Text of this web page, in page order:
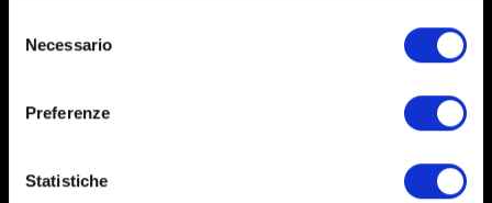
modificare o revocare il proprio consenso in qualsiasi
momento dalla Dichiarazione sui cookie o facendo clic
raccogliere informazioni sulla tua posizione
delNecessario
Preferenze
Statistiche